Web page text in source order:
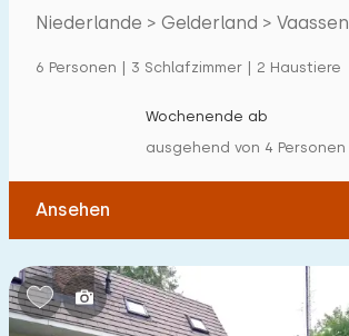
€ 0 — € 1000+
Schlafzimmern:
Niederlande > Gelderland > Vaassen
6 Personen | 3 Schlafzimmer | 2 Haustiere
Wochenende ab
ausgehend von 4 Personen
Ansehen